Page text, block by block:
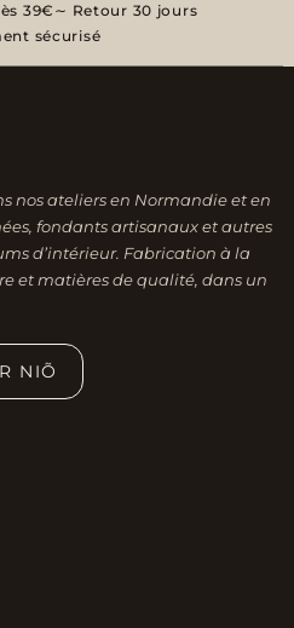
39€
Retour 30 jours
sécurisé
nos ateliers en Normandie et en
fondants artisanaux et autres
d’intérieur. Fabrication à la
et matières de qualité, dans un
NIÕ